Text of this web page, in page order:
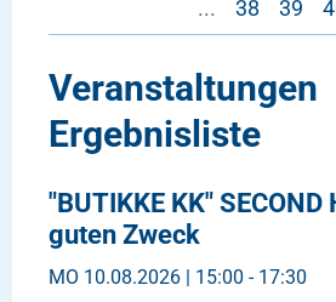
...
38 39
Veranstaltungen
Ergebnisliste
"BUTIKKE KK"
guten Zweck
MO 10.08.2026 | 15:00 - 17:30